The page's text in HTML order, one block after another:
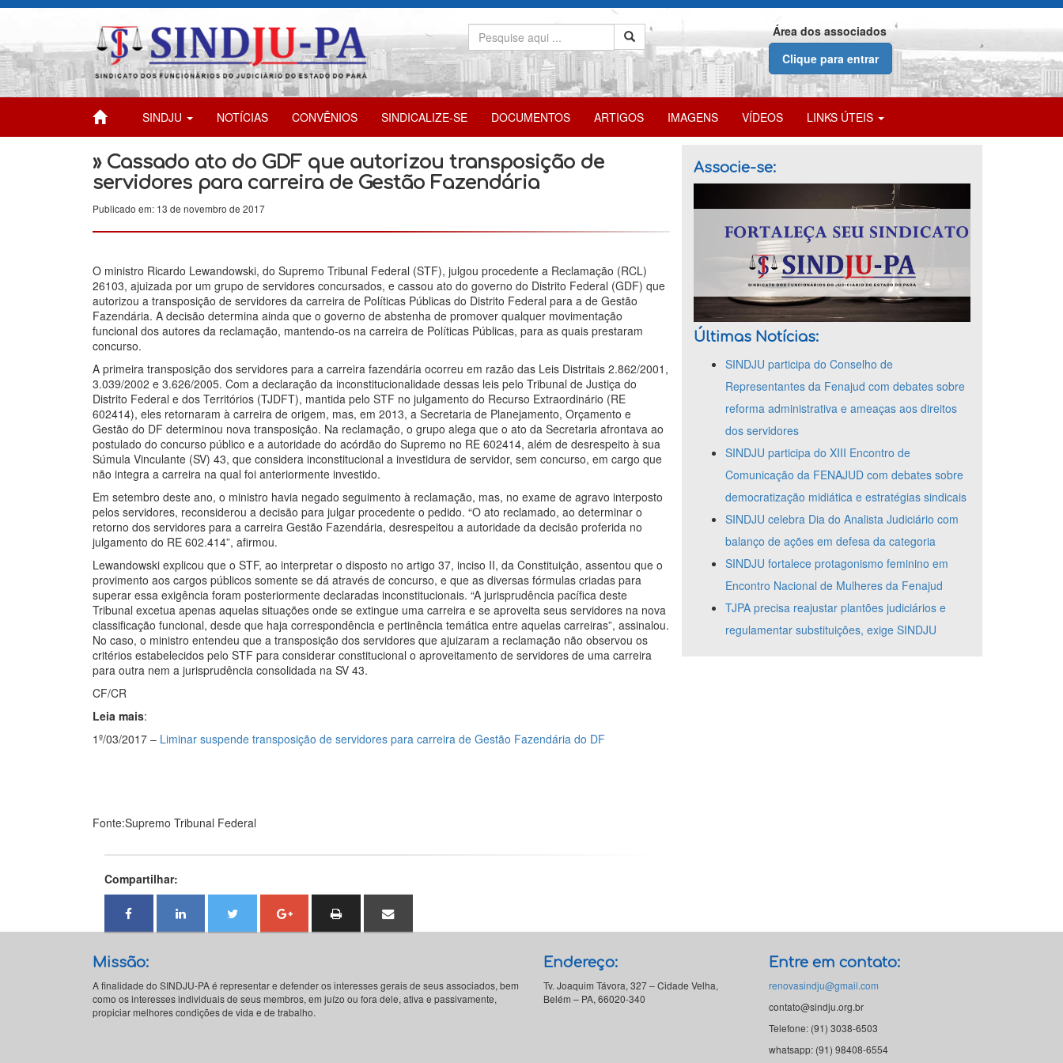
Área dos associados
Clique para entrar
SINDJU NOTÍCIAS CONVÊNIOS SINDICALIZE-SE DOCUMENTOS ARTIGOS IMAGENS VÍDEOS LINKS ÚTEIS
» Cassado ato do GDF que autorizou transposição de
servidores para carreira de Gestão Fazendária
Publicado em: 13 de novembro de 2017
O ministro Ricardo Lewandowski, do Supremo Tribunal Federal (STF), julgou procedente a Reclamação (RCL)
26103, ajuizada por um grupo de servidores concursados, e cassou ato do governo do Distrito Federal (GDF) que
autorizou a transposição de servidores da carreira de Políticas Públicas do Distrito Federal para a de Gestão
Fazendária. A decisão determina ainda que o governo de abstenha de promover qualquer movimentação
funcional dos autores da reclamação, mantendo-os na carreira de Políticas Públicas, para as quais prestaram
concurso.
A primeira transposição dos servidores para a carreira fazendária ocorreu em razão das Leis Distritais 2.862/2001,
3.039/2002 e 3.626/2005. Com a declaração da inconstitucionalidade dessas leis pelo Tribunal de Justiça do
Distrito Federal e dos Territórios (TJDFT), mantida pelo STF no julgamento do Recurso Extraordinário (RE
602414), eles retornaram à carreira de origem, mas, em 2013, a Secretaria de Planejamento, Orçamento e
Gestão do DF determinou nova transposição. Na reclamação, o grupo alega que o ato da Secretaria afrontava ao
postulado do concurso público e a autoridade do acórdão do Supremo no RE 602414, além de desrespeito à sua
Súmula Vinculante (SV) 43, que considera inconstitucional a investidura de servidor, sem concurso, em cargo que
não integra a carreira na qual foi anteriormente investido.
Em setembro deste ano, o ministro havia negado seguimento à reclamação, mas, no exame de agravo interposto
pelos servidores, reconsiderou a decisão para julgar procedente o pedido. “O ato reclamado, ao determinar o
retorno dos servidores para a carreira Gestão Fazendária, desrespeitou a autoridade da decisão proferida no
julgamento do RE 602.414”, afirmou.
Lewandowski explicou que o STF, ao interpretar o disposto no artigo 37, inciso II, da Constituição, assentou que o
provimento aos cargos públicos somente se dá através de concurso, e que as diversas fórmulas criadas para
superar essa exigência foram posteriormente declaradas inconstitucionais. “A jurisprudência pacífica deste
Tribunal excetua apenas aquelas situações onde se extingue uma carreira e se aproveita seus servidores na nova
classificação funcional, desde que haja correspondência e pertinência temática entre aquelas carreiras”, assinalou.
No caso, o ministro entendeu que a transposição dos servidores que ajuizaram a reclamação não observou os
critérios estabelecidos pelo STF para considerar constitucional o aproveitamento de servidores de uma carreira
para outra nem a jurisprudência consolidada na SV 43.
CF/CR
Leia mais:
1º/03/2017 – Liminar suspende transposição de servidores para carreira de Gestão Fazendária do DF
Fonte:Supremo Tribunal Federal
Compartilhar:
Associe-se:
Últimas Notícias:
SINDJU participa do Conselho de
Representantes da Fenajud com debates sobre
reforma administrativa e ameaças aos direitos
dos servidores
SINDJU participa do XIII Encontro de
Comunicação da FENAJUD com debates sobre
democratização midiática e estratégias sindicais
SINDJU celebra Dia do Analista Judiciário com
balanço de ações em defesa da categoria
SINDJU fortalece protagonismo feminino em
Encontro Nacional de Mulheres da Fenajud
TJPA precisa reajustar plantões judiciários e
regulamentar substituições, exige SINDJU
Missão:
A finalidade do SINDJU-PA é representar e defender os interesses gerais de seus associados, bem
como os interesses individuais de seus membros, em juízo ou fora dele, ativa e passivamente,
propiciar melhores condições de vida e de trabalho.
Endereço:
Tv. Joaquim Távora, 327 – Cidade Velha,
Belém – PA, 66020-340
Entre em contato:
renovasindju@gmail.com
contato@sindju.org.br
Telefone: (91) 3038-6503
whatsapp: (91) 98408-6554